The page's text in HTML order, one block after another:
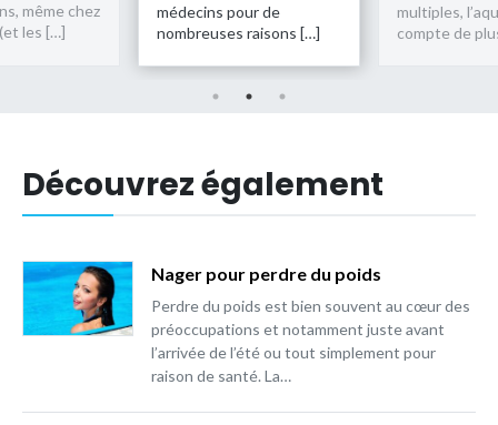
même chez
les […]
médecins pour de
nombreuses raisons […]
multiples,
compte de
Découvrez également
Nager pour perdre du poids
Perdre du poids est bien souvent au cœur des
préoccupations et notamment juste avant
l’arrivée de l’été ou tout simplement pour
raison de santé. La…